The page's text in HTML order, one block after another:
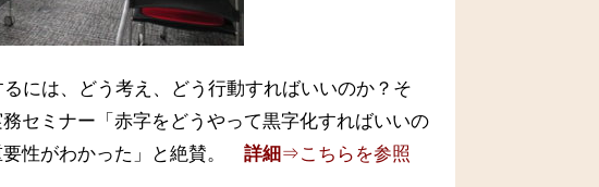
には、どう考え、どう行動すればいいのか？そ
セミナー 「赤字をどうやって黒字化すればいいの
性がわかった」と絶賛。
詳細 ⇒こちらを参照